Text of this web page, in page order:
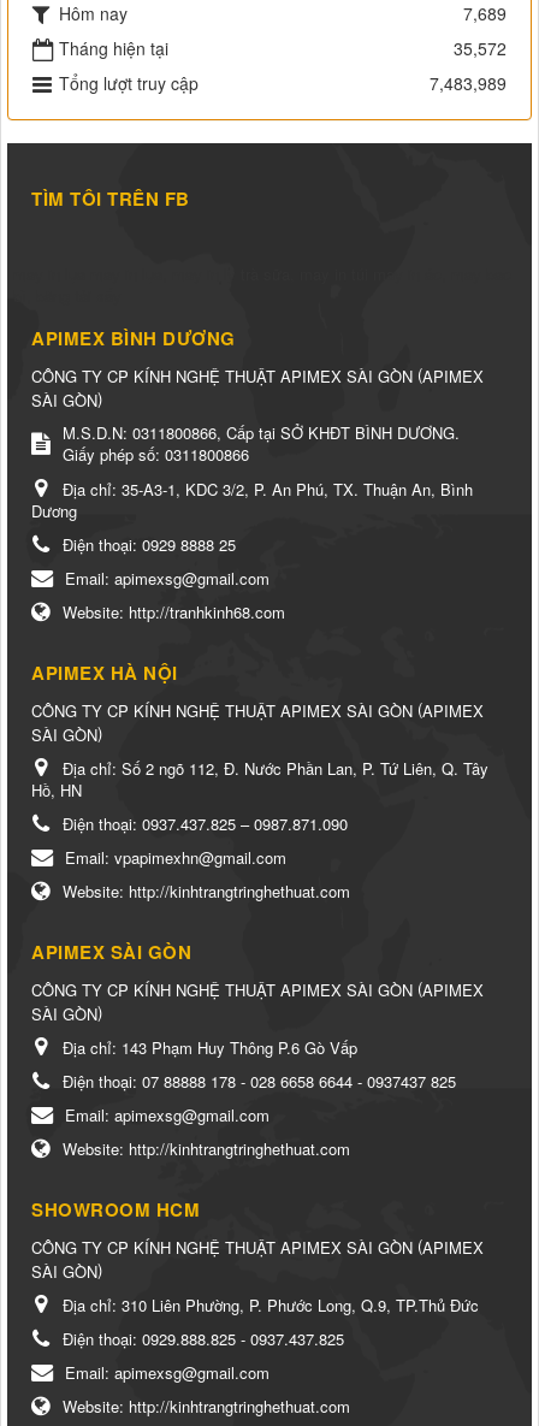
Hôm nay
7,689
Tháng hiện tại
35,572
Tổng lượt truy cập
7,483,989
TÌM TÔI TRÊN FB
APIMEX BÌNH DƯƠNG
CÔNG TY CP KÍNH NGHỆ THUẬT APIMEX SÀI GÒN (APIMEX
SÀI GÒN)
M.S.D.N: 0311800866, Cấp tại SỞ KHĐT BÌNH DƯƠNG.
Giấy phép số: 0311800866
Địa chỉ: 35-A3-1, KDC 3/2, P. An Phú, TX. Thuận An, Bình
Dương
Điện thoại: 0929 8888 25
Email: apimexsg@gmail.com
Website: http://tranhkinh68.com
APIMEX HÀ NỘI
CÔNG TY CP KÍNH NGHỆ THUẬT APIMEX SÀI GÒN (APIMEX
SÀI GÒN)
Địa chỉ: Số 2 ngõ 112, Đ. Nước Phần Lan, P. Tứ Liên, Q. Tây
Hồ, HN
Điện thoại: 0937.437.825 – 0987.871.090
Email: vpapimexhn@gmail.com
Website: http://kinhtrangtringhethuat.com
APIMEX SÀI GÒN
CÔNG TY CP KÍNH NGHỆ THUẬT APIMEX SÀI GÒN (APIMEX
SÀI GÒN)
Địa chỉ: 143 Phạm Huy Thông P.6 Gò Vấp
Điện thoại: 07 88888 178 - 028 6658 6644 - 0937437 825
Email: apimexsg@gmail.com
Website: http://kinhtrangtringhethuat.com
SHOWROOM HCM
CÔNG TY CP KÍNH NGHỆ THUẬT APIMEX SÀI GÒN (APIMEX
SÀI GÒN)
Địa chỉ: 310 Liên Phường, P. Phước Long, Q.9, TP.Thủ Đức
Điện thoại: 0929.888.825 - 0937.437.825
Email: apimexsg@gmail.com
Website: http://kinhtrangtringhethuat.com